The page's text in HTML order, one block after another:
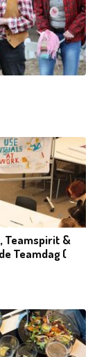
Teamspirit &
Teamdag (